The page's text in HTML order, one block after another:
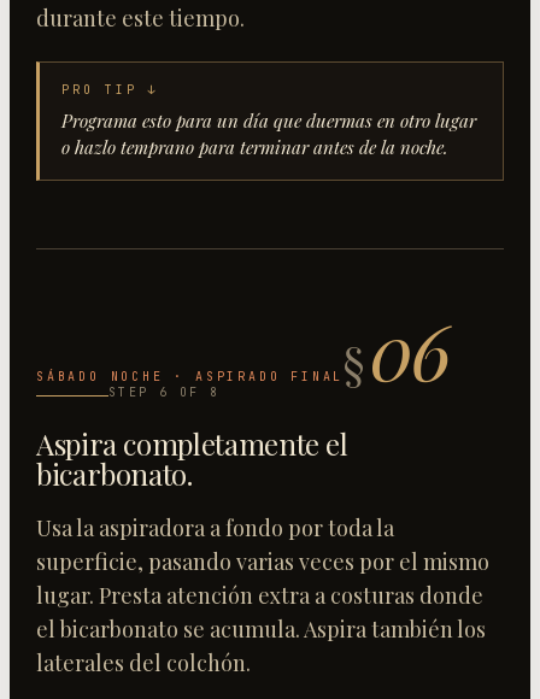
durante este tiempo.
PRO TIP ↓
Programa esto para un día que duermas en otro lugar
o hazlo temprano para terminar antes de la noche.
SÁBADO NOCHE · ASPIRADO FINAL §06
STEP 6 OF 8
Aspira completamente el
bicarbonato.
Usa la aspiradora a fondo por toda la
superficie, pasando varias veces por el mismo
lugar. Presta atención extra a costuras donde
el bicarbonato se acumula. Aspira también los
laterales del colchón.